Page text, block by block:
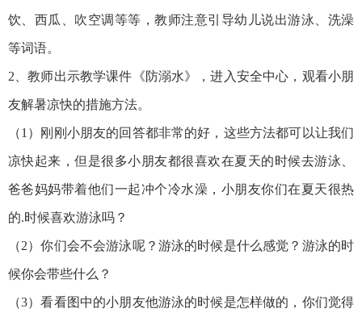
饮、西瓜、吹空调等等，教师注意引导幼儿说出游泳、洗澡
等词语。
2、教师出示教学课件《防溺水》，进入安全中心，观看小朋
友解暑凉快的措施方法。
（1）刚刚小朋友的回答都非常的好，这些方法都可以让我们
凉快起来，但是很多小朋友都很喜欢在夏天的时候去游泳、
爸爸妈妈带着他们一起冲个冷水澡，小朋友你们在夏天很热
的.时候喜欢游泳吗？
（2）你们会不会游泳呢？游泳的时候是什么感觉？游泳的时
候你会带些什么？
（3）看看图中的小朋友他游泳的时候是怎样做的，你们觉得